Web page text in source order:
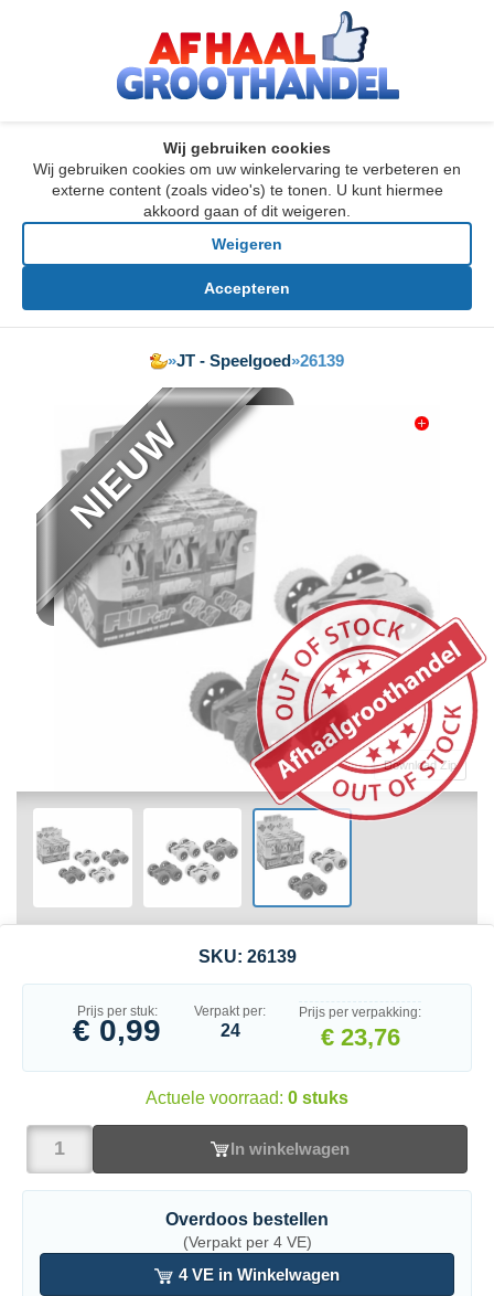
Wij gebruiken cookies
Wij gebruiken cookies om uw winkelervaring te verbeteren en
externe content (zoals video's) te tonen. U kunt hiermee
akkoord gaan of dit weigeren.
Weigeren
Accepteren
»JT - Speelgoed»26139
NIEUW
Download Zip
SKU: 26139
Prijs per stuk:
€ 0,99
Verpakt per:
24
Prijs per verpakking:
€ 23,76
Actuele voorraad: 0 stuks
In winkelwagen
Overdoos bestellen
(Verpakt per 4 VE)
4 VE in Winkelwagen